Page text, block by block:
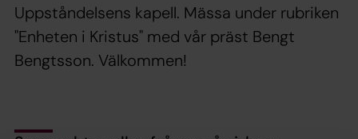
Uppståndelsens kapell. Mässa under rubriken
"Enheten i Kristus" med vår präst Bengt
Bengtsson. Välkommen!